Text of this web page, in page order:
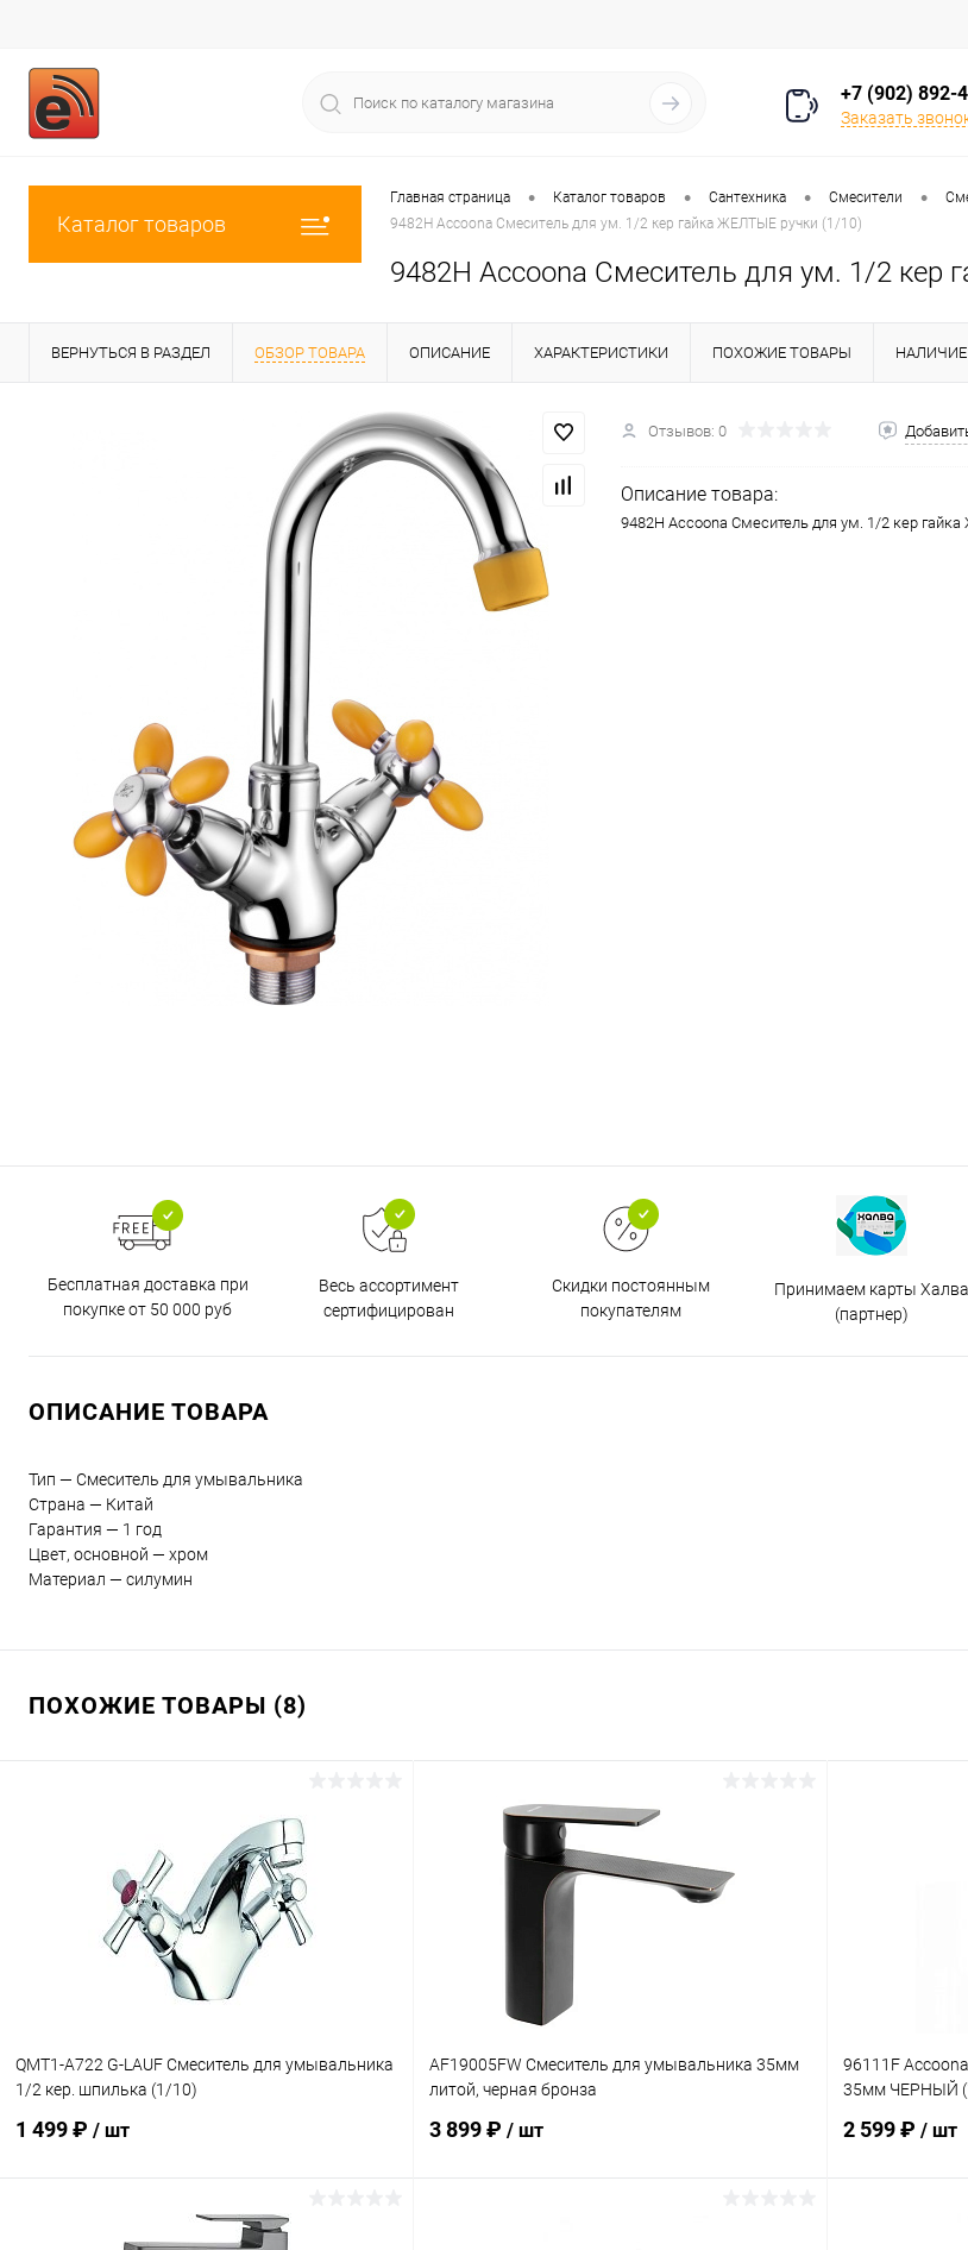
+7 (902) 892-
Заказать
Каталог товаров
Главная страница • Каталог товаров • Сантехника • Смесители •
9482H Accoona Смеситель для ум. 1/2 кер гайка ЖЕЛТЫЕ ручки (1/10)
9482H Accoona Смеситель для ум. 1/2 кер
ВЕРНУТЬСЯ В РАЗДЕЛ ОБЗОР ТОВАРА ОПИСАНИЕ ХАРАКТЕРИСТИКИ ПОХОЖИЕ ТОВАРЫ НАЛИЧИЕ
Отзывов: 0
Описание товара:
9482H Accoona Смеситель для ум. 1/2 кер
Бесплатная доставка при
покупке от 50 000 руб
Весь ассортимент
сертифицирован
Скидки постоянным
покупателям
Принимаем карты Халва
(партнер)
ОПИСАНИЕ ТОВАРА
Тип — Смеситель для умывальника
Страна — Китай
Гарантия — 1 год
Цвет, основной — хром
Материал — силумин
ПОХОЖИЕ ТОВАРЫ (8)
QMT1-A722 G-LAUF Смеситель для умывальника
1/2 кер. шпилька (1/10)
1 499 ₽ / шт
В корзину
AF19005FW Смеситель для умывальника 35мм
литой, черная бронза
3 899 ₽ / шт
96111F
35мм ЧЕРНЫЙ
2 599 ₽ / шт